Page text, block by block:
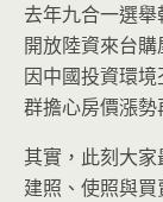
去年九合一選
開放陸資來台
因中國投資環
群擔心房價漲勢
其實，此刻大家
建照、使照與